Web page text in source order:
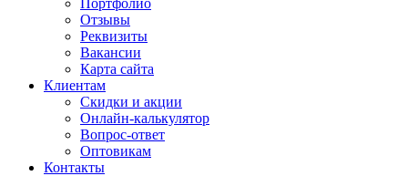
Портфолио
Отзывы
Реквизиты
Вакансии
Карта сайта
Клиентам
Скидки и акции
Онлайн-калькулятор
Вопрос-ответ
Оптовикам
Контакты